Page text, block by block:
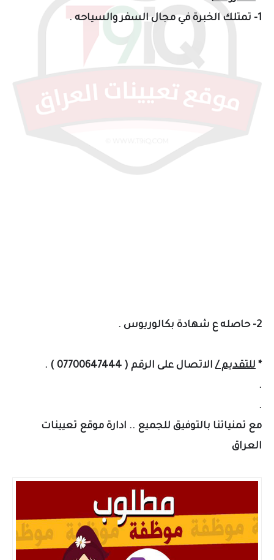
1- تمتلك الخبرة في مجال السفر والسياحه .
2- حاصله ع شهادة بكالوريوس .
* للتقديم /الاتصال على الرقم ( 07700647444 ) .
.
.
مع تمنياتنا بالتوفيق للجميع .. ادارة موقع تعيينات
العراق